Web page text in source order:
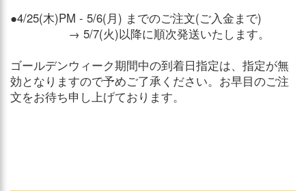
●4/25(木)PM - 5/6(月) までのご注文(ご入金まで)
→ 5/7(火)以降に順次発送いたします。
ゴールデンウィーク期間中の到着日指定は、指定が無
効となりますので予めご了承ください。お早目のご注
文をお待ち申し上げております。